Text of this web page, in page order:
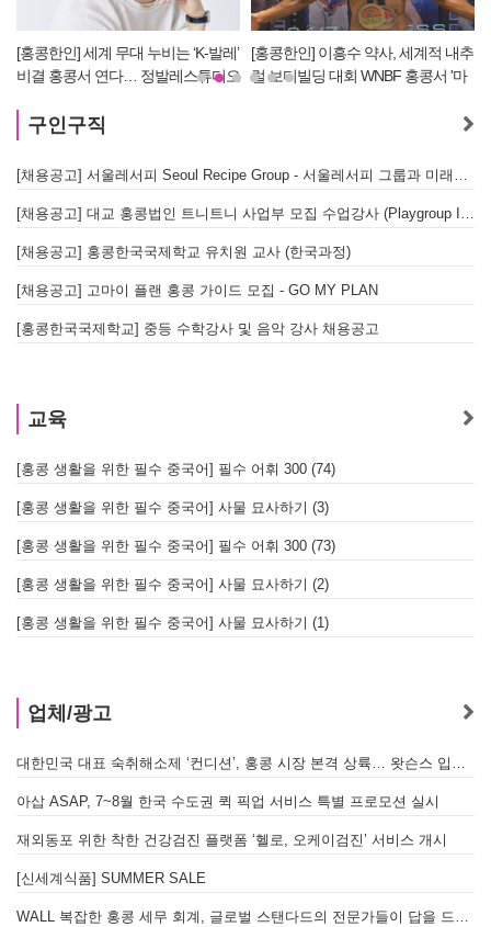
[홍콩한인] 세계 무대 누비는 ‘K-발레’
비결 홍콩서 연다… 정발레스튜디오
[홍콩한인] 이흥수 약사, 세계적 내추
럴 보디빌딩 대회 WNBF 홍콩서 '마
구인구직
[채용공고] 서울레서피 Seoul Recipe Group - 서울레서피 그룹과 미래를 함께할 유능한 인재를 모십니다
[채용공고] 대교 홍콩법인 트니트니 사업부 모집 수업강사 (Playgroup Instructor)
[채용공고] 홍콩한국국제학교 유치원 교사 (한국과정)
[채용공고] 고마이 플랜 홍콩 가이드 모집 - GO MY PLAN
[홍콩한국국제학교] 중등 수학강사 및 음악 강사 채용공고
교육
[홍콩 생활을 위한 필수 중국어] 필수 어휘 300 (74)
[홍콩 생활을 위한 필수 중국어] 사물 묘사하기 (3)
[홍콩 생활을 위한 필수 중국어] 필수 어휘 300 (73)
[홍콩 생활을 위한 필수 중국어] 사물 묘사하기 (2)
[홍콩 생활을 위한 필수 중국어] 사물 묘사하기 (1)
업체/광고
대한민국 대표 숙취해소제 ‘컨디션’, 홍콩 시장 본격 상륙… 왓슨스 입점 기념 할인 행사 진행
아삽 ASAP, 7~8월 한국 수도권 퀵 픽업 서비스 특별 프로모션 실시
재외동포 위한 착한 건강검진 플랫폼 ‘헬로, 오케이검진’ 서비스 개시
[신세계식품] SUMMER SALE
WALL 복잡한 홍콩 세무 회계, 글로벌 스탠다드의 전문가들이 답을 드립니다! - 법인설립, 회계, 감사